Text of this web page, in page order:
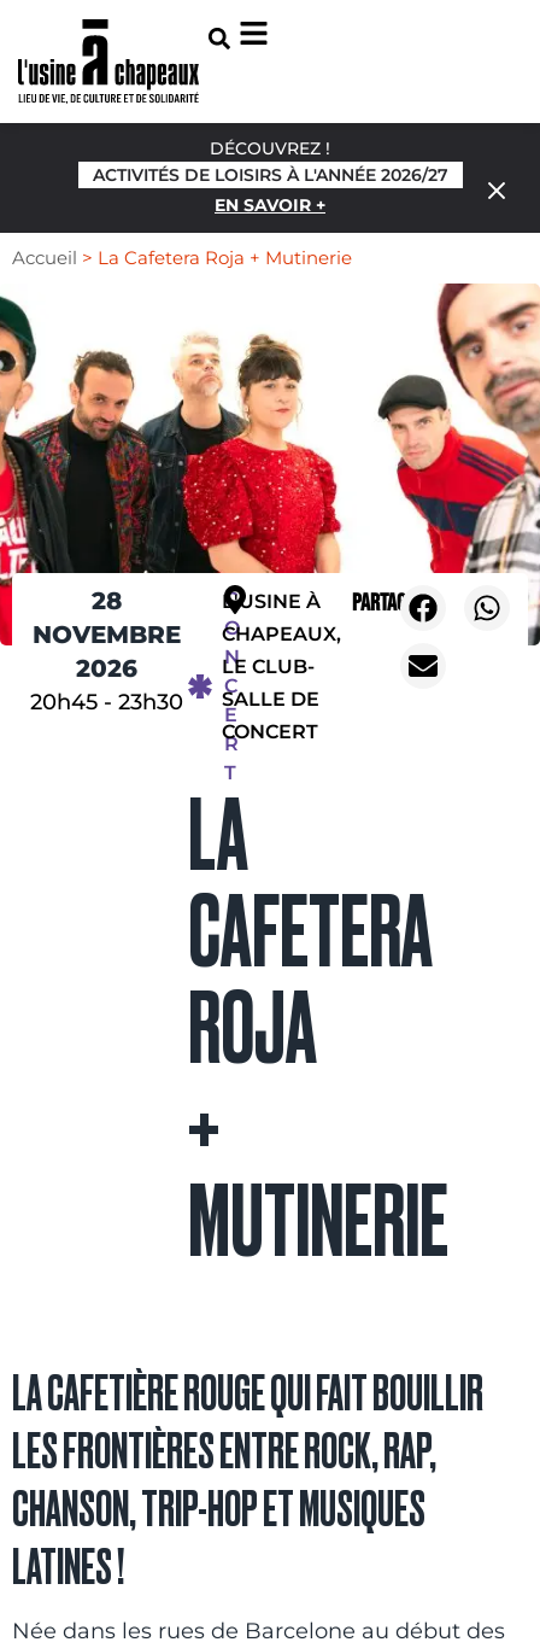
DÉCOUVREZ !
ACTIVITÉS DE LOISIRS À L'ANNÉE 2026/27
EN SAVOIR +
Accueil > La Cafetera Roja + Mutinerie
28
NOVEMBRE
2026
20h45- 23h30
C
O
N
C
E
R
T
L'USINE À
CHAPEAUX,
LE CLUB-
SALLE DE
CONCERT
LA
CAFETERA
ROJA
+
MUTINERIE
Partager
LA CAFETIÈRE ROUGE QUI FAIT BOUILLIR
LES FRONTIÈRES ENTRE ROCK, RAP,
CHANSON, TRIP-HOP ET MUSIQUES
LATINES !
Née dans les rues de Barcelone au début des